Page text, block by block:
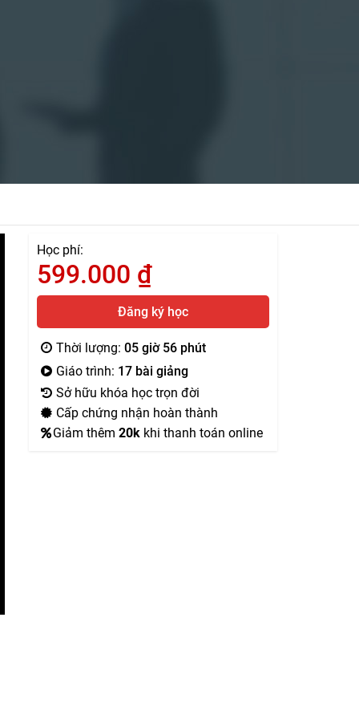
Học phí:
599.000 ₫
Đăng ký học
Thời lượng: 05 giờ 56 phút
Giáo trình: 17 bài giảng
Sở hữu khóa học trọn đời
Cấp chứng nhận hoàn thành
Giảm thêm 20k khi thanh toán online